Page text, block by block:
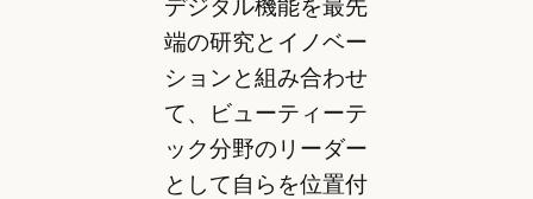
端の研究とイノベー
ションと組み合わせ
て、ビューティーテ
ック分野のリーダー
として自らを位置付